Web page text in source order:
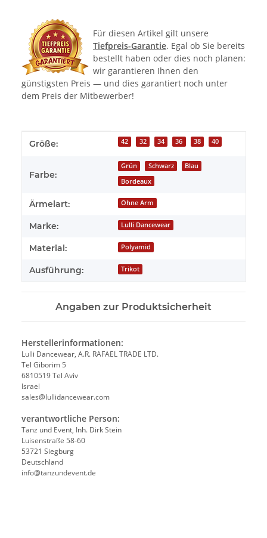
Für diesen Artikel gilt unsere
Tiefpreis-Garantie. Egal ob Sie bereits
bestellt haben oder dies noch planen:
wir garantieren Ihnen den
günstigsten Preis — und dies garantiert noch unter
dem Preis der Mitbewerber!
Produkteigenschaft
Wert
Größe: 42 32 34 36 38 40
Farbe:
Grün Schwarz
Blau
Bordeaux
Ärmelart: Ohne Arm
Marke: Lulli Dancewear
Material: Polyamid
Ausführung: Trikot
Angaben zur Produktsicherheit
Herstellerinformationen:
Lulli Dancewear, A.R. RAFAEL TRADE LTD.
Tel Giborim 5
6810519 Tel Aviv
Israel
sales@lullidancewear.com
verantwortliche Person:
Tanz und Event, Inh. Dirk Stein
Luisenstraße 58-60
53721 Siegburg
Deutschland
info@tanzundevent.de